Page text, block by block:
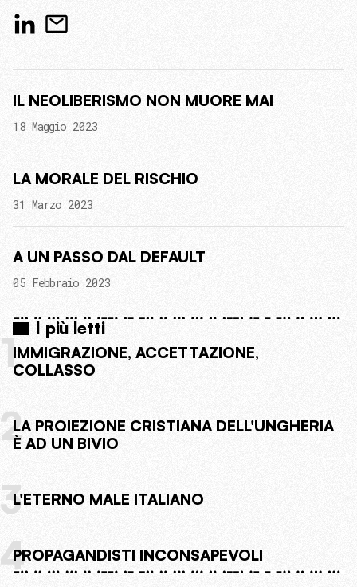
IL NEOLIBERISMO NON MUORE MAI
18 Maggio 2023
LA MORALE DEL RISCHIO
31 Marzo 2023
A UN PASSO DAL DEFAULT
05 Febbraio 2023
I più letti
1IMMIGRAZIONE, ACCETTAZIONE,
COLLASSO
2LA PROIEZIONE CRISTIANA DELL'UNGHERIA
È AD UN BIVIO
3L'ETERNO MALE ITALIANO
4PROPAGANDISTI INCONSAPEVOLI